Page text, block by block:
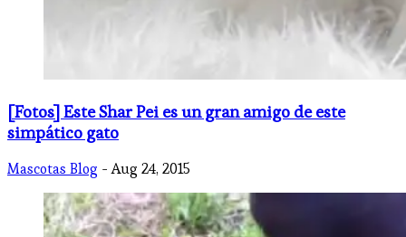
[Fotos] Este Shar Pei es un gran amigo de este
simpático gato
Mascotas Blog - Aug 24, 2015